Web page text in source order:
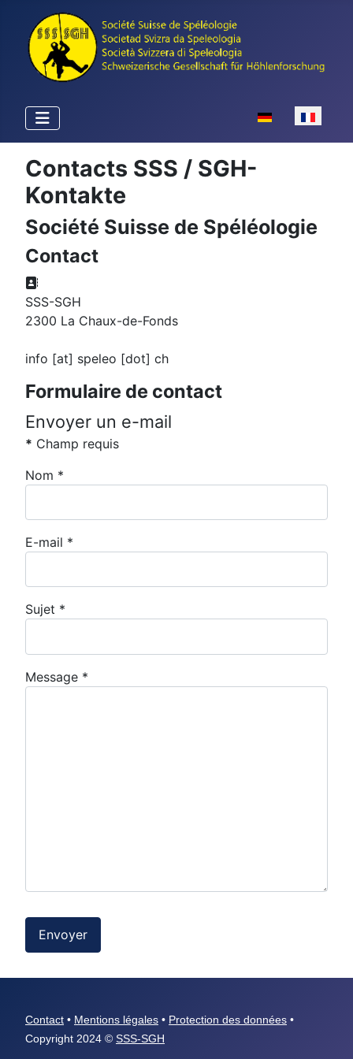
Sélectionnez
Contacts SSS / SGH-
Kontakte
Société Suisse de Spéléologie
Contact
Adresse:
SSS-SGH
2300 La Chaux-de-Fonds
info [at] speleo [dot] ch
Formulaire de contact
Envoyer un e-mail
* Champ requis
Nom *
E-mail *
Sujet *
Message *
Envoyer
Contact • Mentions légales • Protection des données •
Copyright 2024 © SSS-SGH